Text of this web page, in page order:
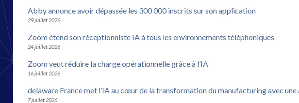
Abby annonce avoir dépassée les 300 000 inscrits sur son application
29 juillet 2026
Zoom étend son réceptionniste IA à tous les environnements téléphoniques
24 juillet 2026
Zoom veut réduire la charge opérationnelle grâce à l’IA
16 juillet 2026
delaware France met l’IA au cœur de la transformation du manufacturing avec
7 juillet 2026